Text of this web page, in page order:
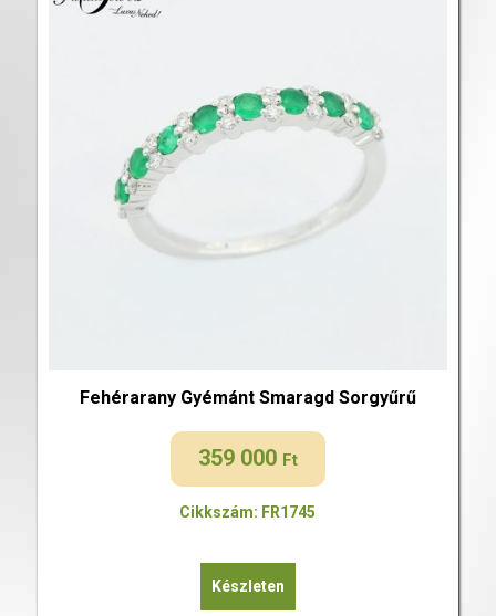
Fehérarany Gyémánt Smaragd Sorgyűrű
359 000 Ft
Cikkszám: FR1745
Készleten